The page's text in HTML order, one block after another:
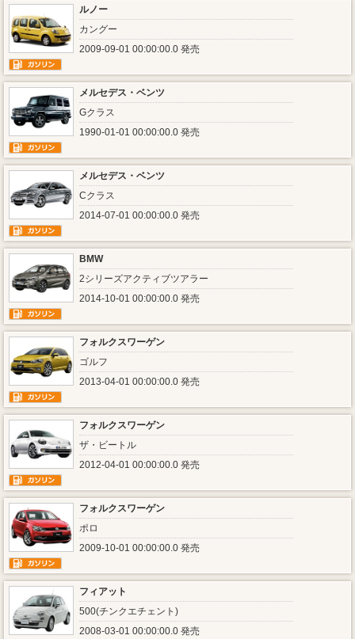
ルノー
カングー
2009-09-01 00:00:00.0 発売
メルセデス・ベンツ
Gクラス
1990-01-01 00:00:00.0 発売
メルセデス・ベンツ
Cクラス
2014-07-01 00:00:00.0 発売
BMW
2シリーズアクティブツアラー
2014-10-01 00:00:00.0 発売
フォルクスワーゲン
ゴルフ
2013-04-01 00:00:00.0 発売
フォルクスワーゲン
ザ・ビートル
2012-04-01 00:00:00.0 発売
フォルクスワーゲン
ポロ
2009-10-01 00:00:00.0 発売
フィアット
500(チンクエチェント)
2008-03-01 00:00:00.0 発売